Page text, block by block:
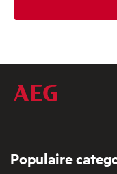
Populaire